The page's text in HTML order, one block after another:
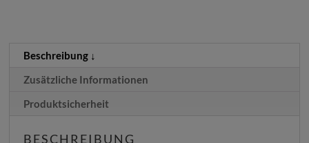
Beschreibung
Zusätzliche Informationen
Produktsicherheit
BESCHREIBUNG